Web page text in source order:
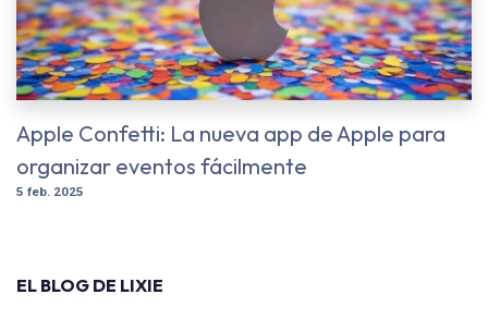
Apple Confetti: La nueva app de Apple para
organizar eventos fácilmente
5 feb. 2025
EL BLOG DE LIXIE